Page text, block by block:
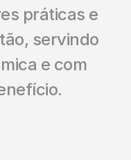
práticas e
servindo
e com